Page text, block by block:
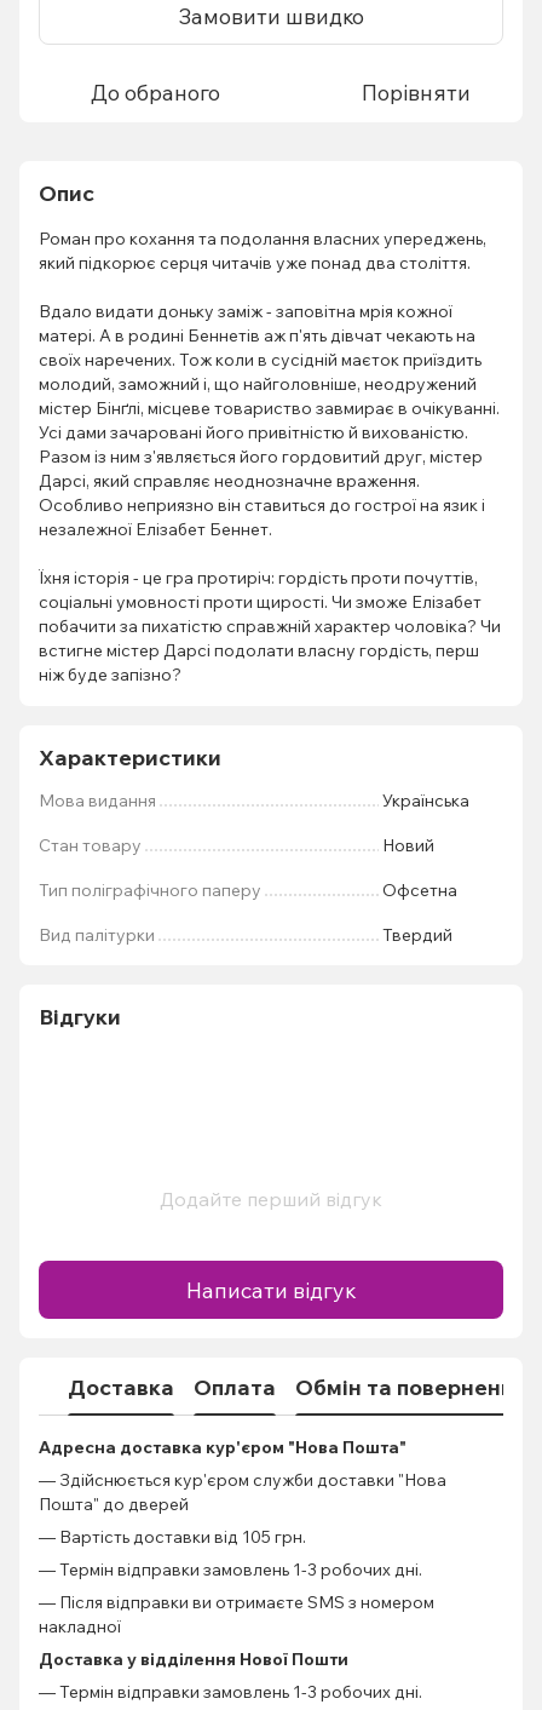
Замовити швидко
До обраного Порівняти
Опис
Роман про кохання та подолання власних упереджень,
який підкорює серця читачів уже понад два століття.
Вдало видати доньку заміж - заповітна мрія кожної
матері. А в родині Беннетів аж п'ять дівчат чекають на
своїх наречених. Тож коли в сусідній маєток приїздить
молодий, заможний і, що найголовніше, неодружений
містер Бінґлі, місцеве товариство завмирає в очікуванні.
Усі дами зачаровані його привітністю й вихованістю.
Разом із ним з'являється його гордовитий друг, містер
Дарсі, який справляє неоднозначне враження.
Особливо неприязно він ставиться до гострої на язик і
незалежної Елізабет Беннет.
Їхня історія - це гра протиріч: гордість проти почуттів,
соціальні умовності проти щирості. Чи зможе Елізабет
побачити за пихатістю справжній характер чоловіка? Чи
встигне містер Дарсі подолати власну гордість, перш
ніж буде запізно?
Характеристики
Мова видання Українська
Стан товару Новий
Тип поліграфічного паперу Офсетна
Вид палітурки Твердий
Відгуки
Додайте перший відгук
Написати відгук
Доставка Оплата Обмін та повернення
Адресна доставка кур'єром "Нова Пошта"
— Здійснюється кур'єром служби доставки "Нова
Пошта" до дверей
— Вартість доставки від 105 грн.
— Термін відправки замовлень 1-3 робочих дні.
— Після відправки ви отримаєте SMS з номером
накладної
Доставка у відділення Нової Пошти
— Термін відправки замовлень 1-3 робочих дні.